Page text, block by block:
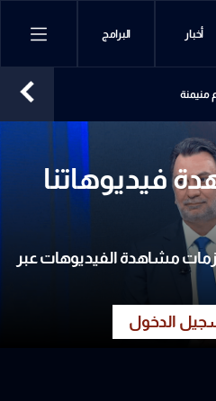
أخبار البرامج
منيمنة
فيديوهاتنا
مشاهدة الفيديوهات عبر